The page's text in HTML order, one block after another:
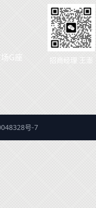
G座
招商经理 王澎
号-7